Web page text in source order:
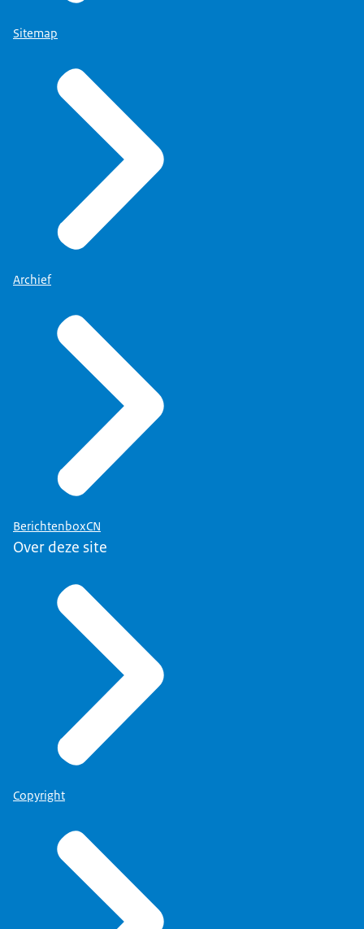
Sitemap
Archief
BerichtenboxCN
Over deze site
Copyright